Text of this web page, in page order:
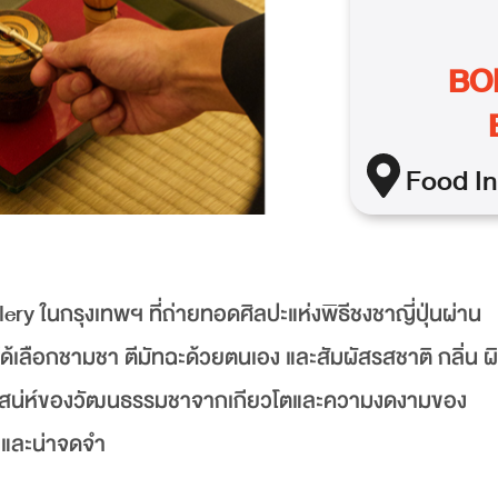
Food
ในกรุงเทพฯ ที่ถ่ายทอดศิลปะแห่งพิธีชงชาญี่ปุ่นผ่าน
เลือกชามชา ตีมัทฉะด้วยตนเอง และสัมผัสรสชาติ กลิ่น
ของวัฒนธรรมชาจากเกียวโตและความงดงามของ
ละน่าจดจำ